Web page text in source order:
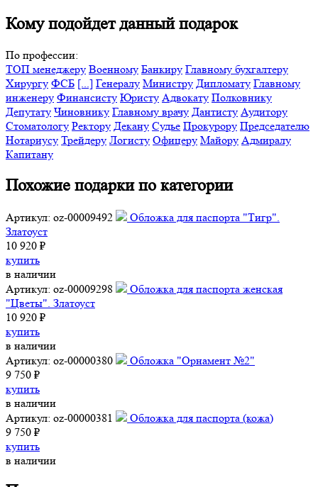
Кому подойдет данный подарок
По профессии:
ТОП менеджеру Военному Банкиру Главному бухгалтеру
Хирургу ФСБ [...] Генералу Министру Дипломату Главному
инженеру Финансисту Юристу Адвокату Полковнику
Депутату Чиновнику Главному врачу Дантисту Аудитору
Стоматологу Ректору Декану Судье Прокурору Председателю
Нотариусу Трейдеру Логисту Офицеру Майору Адмиралу
Капитану
Похожие подарки по категории
Артикул: oz-00009492
Обложка для паспорта "Тигр".
Златоуст
10 920 ₽
купить
в наличии
Артикул: oz-00009298
Обложка для паспорта женская
"Цветы". Златоуст
10 920 ₽
купить
в наличии
Артикул: oz-00000380
Обложка "Орнамент №2"
9 750 ₽
купить
в наличии
Артикул: oz-00000381
Обложка для паспорта (кожа)
9 750 ₽
купить
в наличии